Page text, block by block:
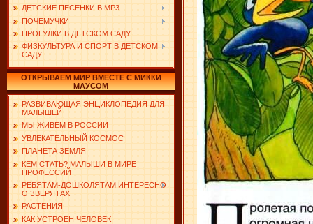
ДЕТСКИЕ ПЕСЕНКИ В MP3
ПОЧЕМУЧКИ
ПРОГУЛКИ В ДЕТСКОМ САДУ
ФИЗКУЛЬТУРА И СПОРТ В ДЕТСКОМ
САДУ
ОТКРЫВАЕМ МИР ВМЕСТЕ С МИККИ
МАУСОМ
РАЗВИВАЮЩАЯ ЭНЦИКЛОПЕДИЯ ДЛЯ
МАЛЫШЕЙ
МЫ ЖИВЕМ В РОССИИ
УВЛЕКАТЕЛЬНЫЙ КОСМОС
ПЛАНЕТА ЗЕМЛЯ
КЕМ СТАТЬ? МАЛЫШИ В МИРЕ
ПРОФЕССИЙ
РЕБЯТАМ-ДОШКОЛЯТАМ ИНТЕРЕСНО
О ЗВЕРЯТАХ
РАСТЕНИЯ
КАК УСТРОЕН ЧЕЛОВЕК